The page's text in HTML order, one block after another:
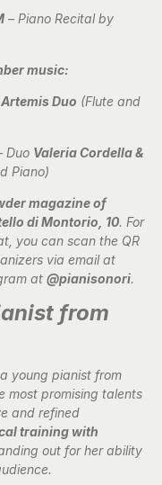
– Piano Recital by
music:
Artemis Duo (Flute and
Duo Valeria Cordella &
Piano)
magazine of
di Montorio, 10. For
you can scan the QR
via email at
at @pianisonori.
from
, a young pianist from
most promising talents
and refined
training with
out for her ability